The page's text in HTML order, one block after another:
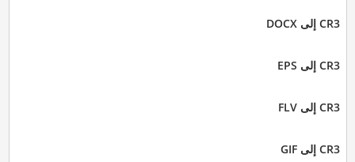
CR3 إلى DOCX
CR3 إلى EPS
CR3 إلى FLV
CR3 إلى GIF